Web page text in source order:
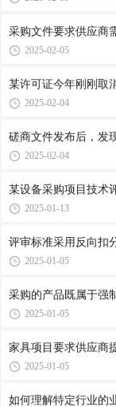
采购文件要求供应商
2025-02-05
某许可证今年刚刚取
2025-02-04
磋商文件发布后，发
2025-02-04
某设备采购项目技术
2025-01-13
评审标准采用反向扣
2025-01-05
采购的产品既属于强
2025-01-05
家具项目要求供应商
2025-01-05
如何理解特定行业的